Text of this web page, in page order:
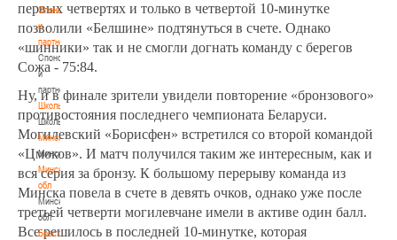
Спонсоры
и
партнеры
Спонсоры
и
партнеры
Школы
Школы
Минск
Минск
Минская
обл
Минская
обл
Брестская
первых четвертях и только в четвертой 10-минутке
позволили «Белшине» подтянуться в счете. Однако
«шинники» так и не смогли догнать команду с берегов
Сожа - 75:84.
Ну, и в финале зрители увидели повторение «бронзового»
противостояния последнего чемпионата Беларуси.
Могилевский «Борисфен» встретился со второй командой
«Цмоков». И матч получился таким же интересным, как и
вся серия за бронзу. К большому перерыву команда из
Минска повела в счете в девять очков, однако уже после
третьей четверти могилевчане имели в активе один балл.
Все решилось в последней 10-минутке, которая